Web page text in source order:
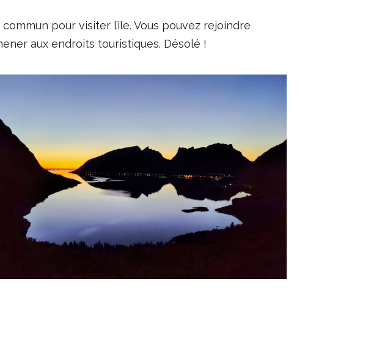
pour visiter l’ile. Vous pouvez rejoindre
aux endroits touristiques. Désolé !